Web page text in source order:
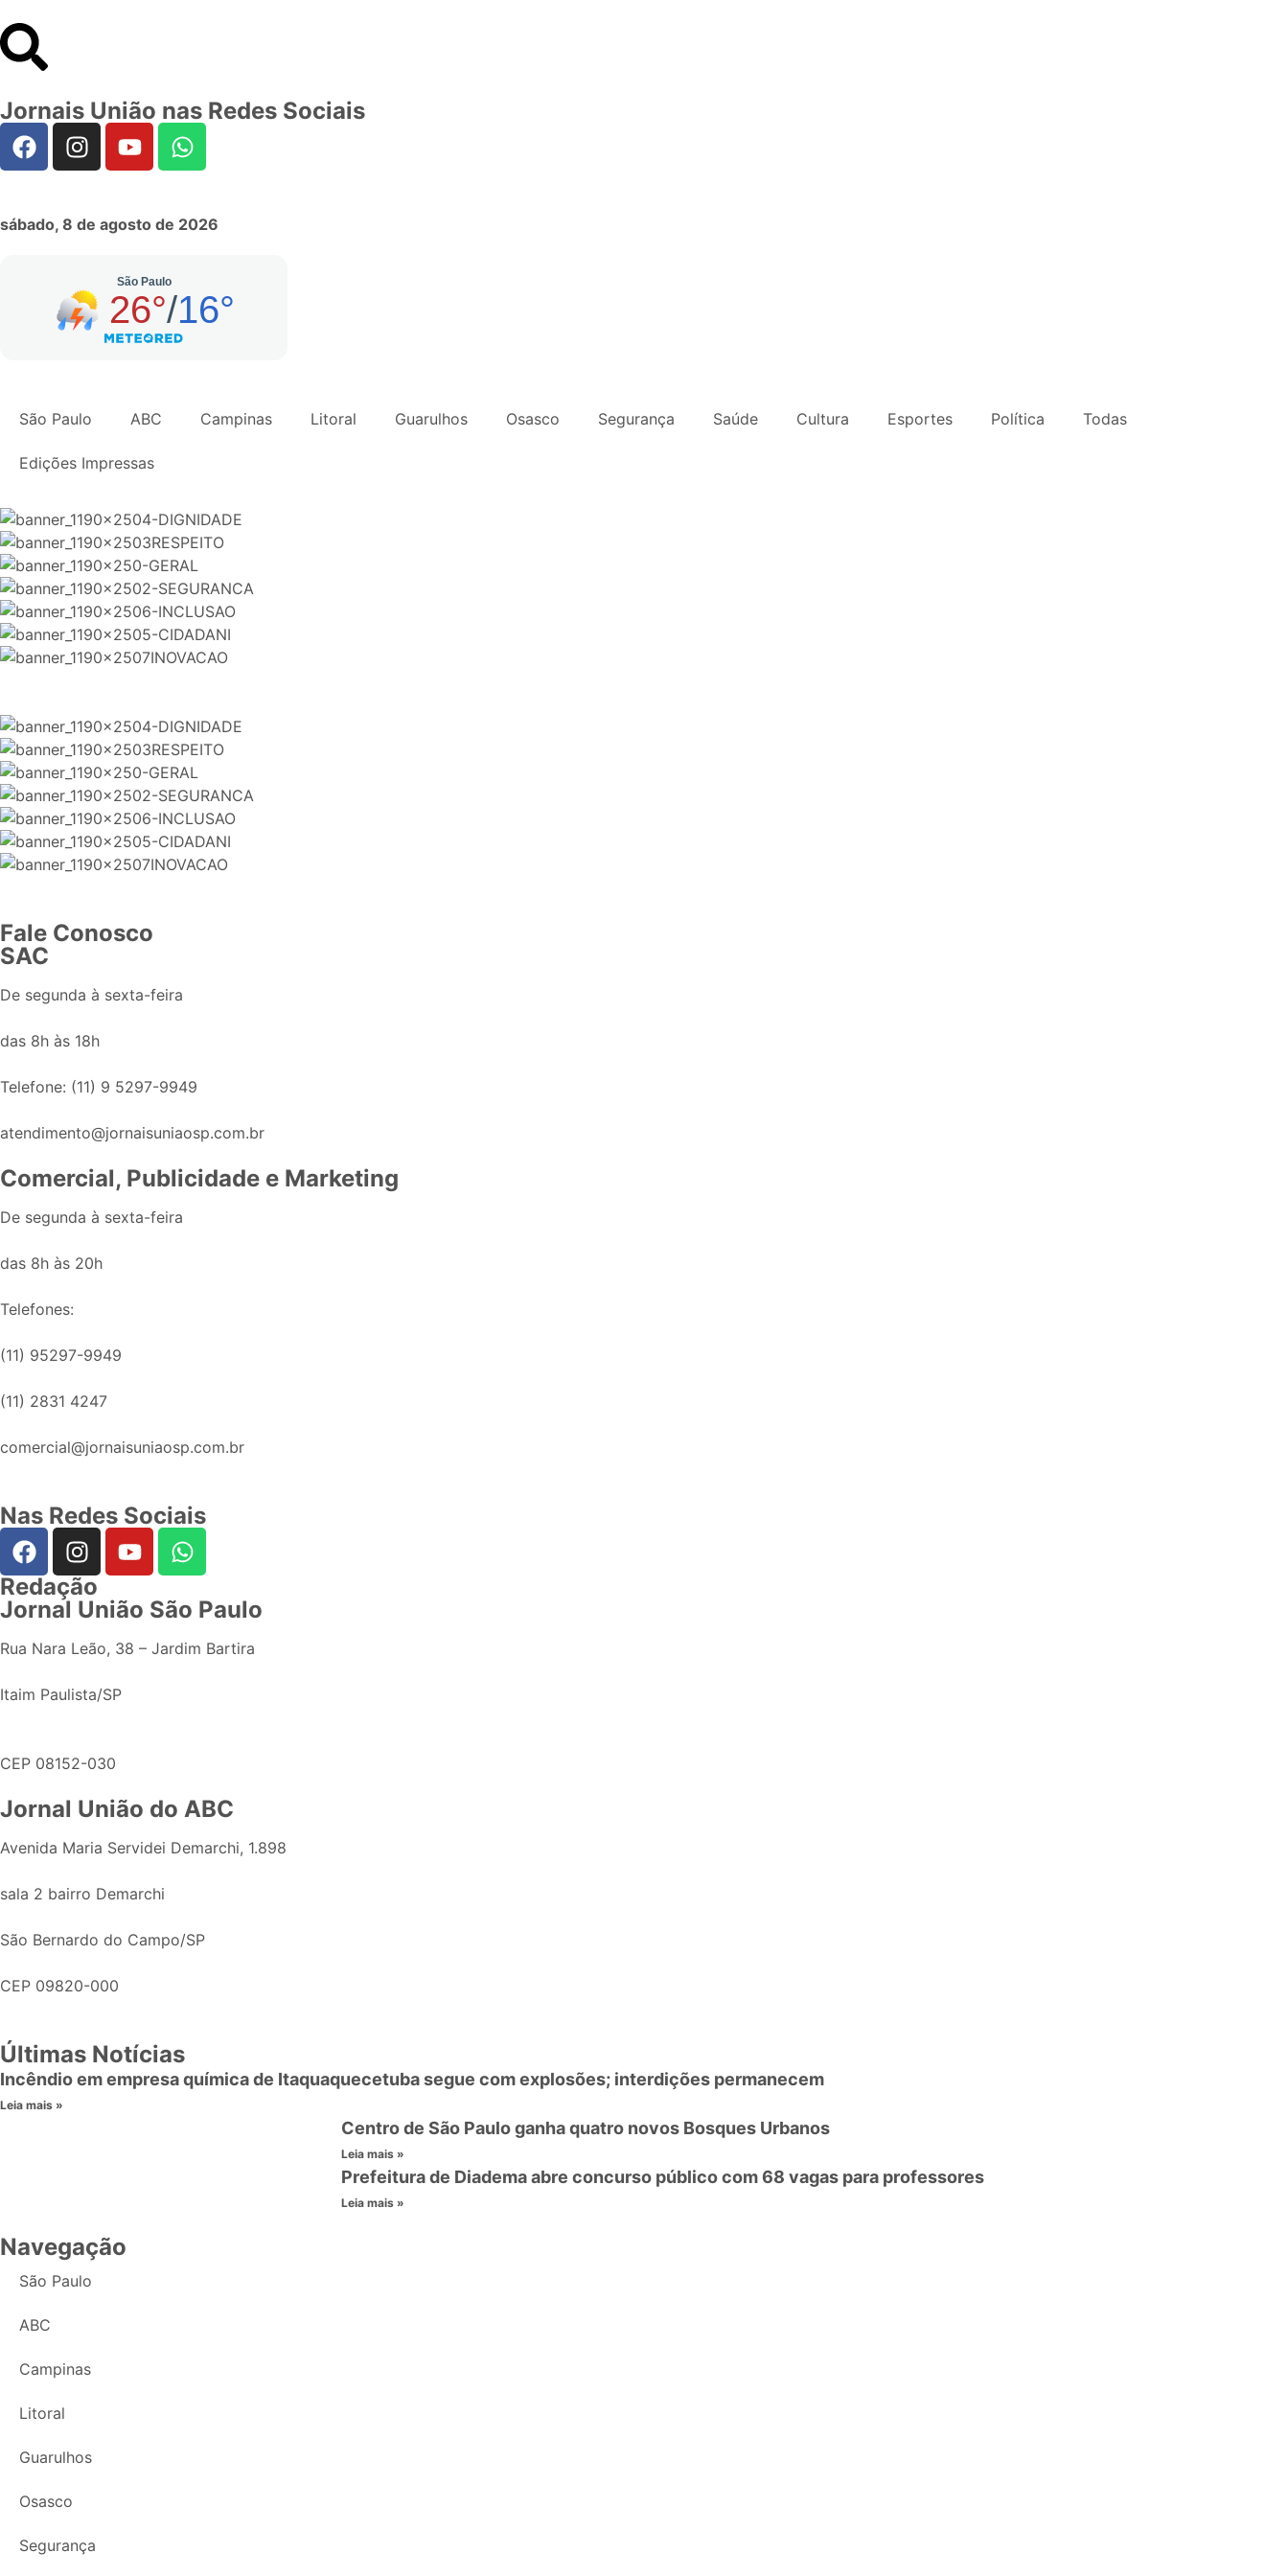
Jornais União nas Redes Sociais
sábado, 8 de agosto de 2026
São Paulo ABC Campinas Litoral Guarulhos Osasco Segurança Saúde Cultura Esportes Política Todas
Edições Impressas
Fale Conosco
SAC
De segunda à sexta-feira
das 8h às 18h
Telefone: (11) 9 5297-9949
atendimento@jornaisuniaosp.com.br
Comercial, Publicidade e Marketing
De segunda à sexta-feira
das 8h às 20h
Telefones:
(11) 95297-9949
(11) 2831 4247
comercial@jornaisuniaosp.com.br
Nas Redes Sociais
Redação
Jornal União São Paulo
Rua Nara Leão, 38 – Jardim Bartira
Itaim Paulista/SP
CEP 08152-030
Jornal União do ABC
Avenida Maria Servidei Demarchi, 1.898
sala 2 bairro Demarchi
São Bernardo do Campo/SP
CEP 09820-000
Últimas Notícias
Incêndio em empresa química de Itaquaquecetuba segue com explosões; interdições permanecem
Leia mais »
Centro de São Paulo ganha quatro novos Bosques Urbanos
Leia mais »
Prefeitura de Diadema abre concurso público com 68 vagas para professores
Leia mais »
Navegação
São Paulo
ABC
Campinas
Litoral
Guarulhos
Osasco
Segurança